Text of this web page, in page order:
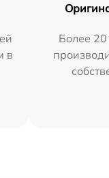
в
Более 20